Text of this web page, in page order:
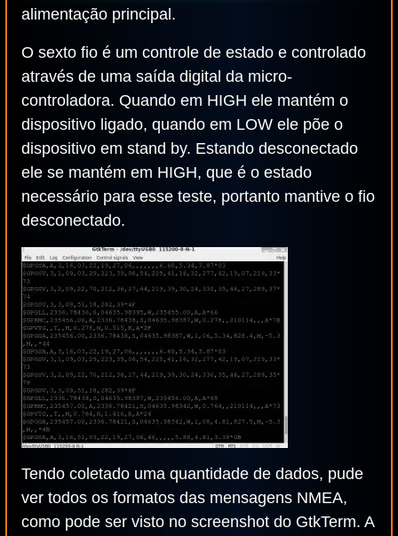
alimentação principal.
O sexto fio é um controle de estado e controlado
através de uma saída digital da micro-
controladora. Quando em HIGH ele mantém o
dispositivo ligado, quando em LOW ele põe o
dispositivo em stand by. Estando desconectado
ele se mantém em HIGH, que é o estado
necessário para esse teste, portanto mantive o fio
desconectado.
Tendo coletado uma quantidade de dados, pude
ver todos os formatos das mensagens NMEA,
como pode ser visto no screenshot do GtkTerm. A